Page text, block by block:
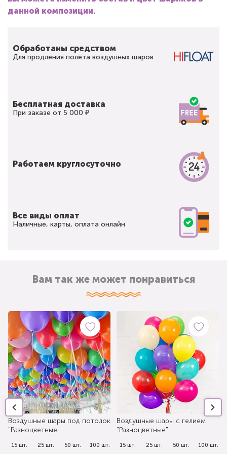
данной композиции.
Обработаны средством
Для продления полета воздушных шаров
Бесплатная доставка
При заказе от 5 000 ₽
Работаем круглосуточно
Все виды оплат
Наличные, карты, оплата онлайн
Вам так же может понравиться
Воздушные шары под потолок
"Разноцветные"
15 шт. 25 шт. 50 шт. 100 шт.
Воздушные шары с гелием
"Разноцветные"
15 шт. 25 шт. 50 шт. 100 шт.